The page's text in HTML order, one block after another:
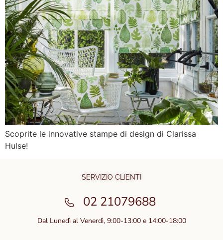
Scoprite le innovative stampe di design di Clarissa
Hulse!
SERVIZIO CLIENTI
02 21079688
Dal Lunedì al Venerdì, 9:00-13:00 e 14:00-18:00